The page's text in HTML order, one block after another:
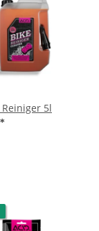
Reiniger 5l
*